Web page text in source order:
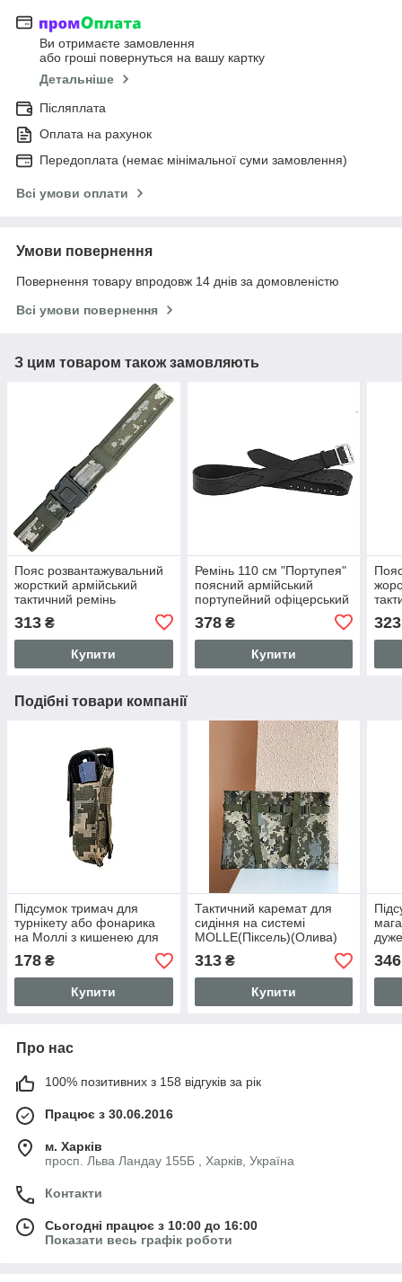
Ви отримаєте замовлення
або гроші повернуться на вашу картку
Детальніше
Післяплата
Оплата на рахунок
Передоплата (немає мінімальної суми замовлення)
Всі умови оплати
Умови повернення
Повернення товару впродовж 14 днів за домовленістю
Всі умови повернення
З цим товаром також замовляють
Пояс розвантажувальний
жорсткий армійський
тактичний ремінь
ширина 5 см, макс.
довжина 110 см
313 ₴
Купити
Ремінь 110 см "Портупея"
поясний армійський
портупейний офіцерський
чорний)
378₴
Купити
323
Подібні товари компанії
Підсумок тримач для
турнікету або фонарика
на Моллі з кишенею для
ножиць та маркера
Піксель ,Мультикам SP
178 ₴
Купити
Тактичний каремат для
сидіння на системі
MOLLE(Піксель)(Олива)
(Мультикам)
313₴
Купити
346
Про нас
100% позитивних з 158 відгуків за рік
Працює з 30.06.2016
м. Харків
просп. Льва Ландау 155Б , Харків, Україна
Контакти
Сьогодні працює з 10:00 до 16:00
Показати весь графік роботи